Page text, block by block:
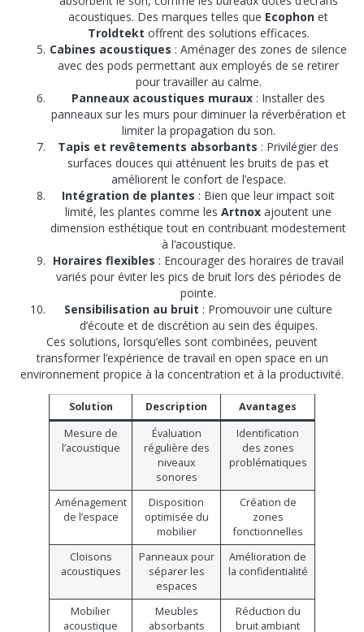
acoustiques. Des marques telles que Ecophon et
Troldtekt offrent des solutions efficaces.
Cabines acoustiques : Aménager des zones de silence
avec des pods permettant aux employés de se retirer
pour travailler au calme.
Panneaux acoustiques muraux : Installer des
panneaux sur les murs pour diminuer la réverbération et
limiter la propagation du son.
Tapis et revêtements absorbants : Privilégier des
surfaces douces qui atténuent les bruits de pas et
améliorent le confort de l’espace.
Intégration de plantes : Bien que leur impact soit
limité, les plantes comme les Artnox ajoutent une
dimension esthétique tout en contribuant modestement
à l’acoustique.
Horaires flexibles : Encourager des horaires de travail
variés pour éviter les pics de bruit lors des périodes de
pointe.
Sensibilisation au bruit : Promouvoir une culture
d’écoute et de discrétion au sein des équipes.
Ces solutions, lorsqu’elles sont combinées, peuvent
transformer l’expérience de travail en open space en un
environnement propice à la concentration et à la productivité.
Solution Description
Avantages
Mesure de
l’acoustique
Évaluation
régulière des
niveaux
sonores
Identification
des zones
problématiques
Aménagement
de l’espace
Disposition
optimisée du
mobilier
Création de
zones
fonctionnelles
Cloisons
acoustiques
Panneaux pour
séparer les
espaces
Amélioration de
la confidentialité
Mobilier
acoustique
Meubles
absorbants
Réduction du
bruit ambiant